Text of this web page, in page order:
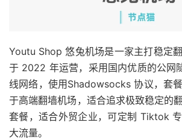
Youtu Shop 悠兔机场是一家主打稳定翻
于 2022 年运营，采用国内优质的公网
线网络，使用Shadowsocks 协议，套
于高端翻墙机场，适合追求极致稳定的
套餐，适合外贸企业，可定制 Tiktok
大流量。